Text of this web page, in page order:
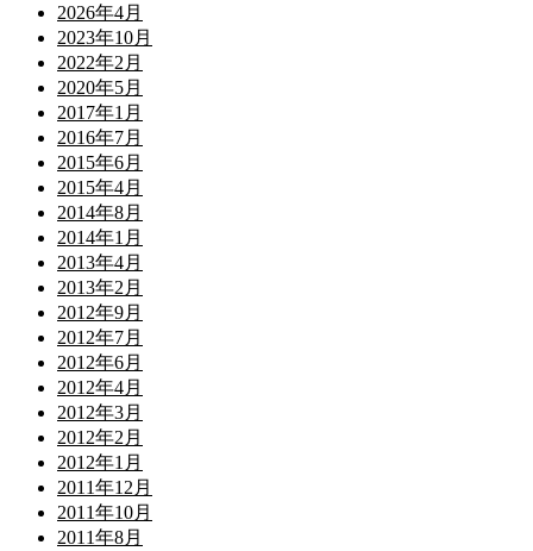
2026年4月
2023年10月
2022年2月
2020年5月
2017年1月
2016年7月
2015年6月
2015年4月
2014年8月
2014年1月
2013年4月
2013年2月
2012年9月
2012年7月
2012年6月
2012年4月
2012年3月
2012年2月
2012年1月
2011年12月
2011年10月
2011年8月